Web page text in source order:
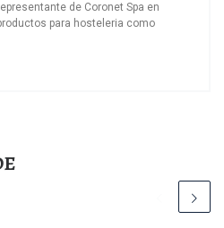
de Coronet Spa en
para hosteleria como